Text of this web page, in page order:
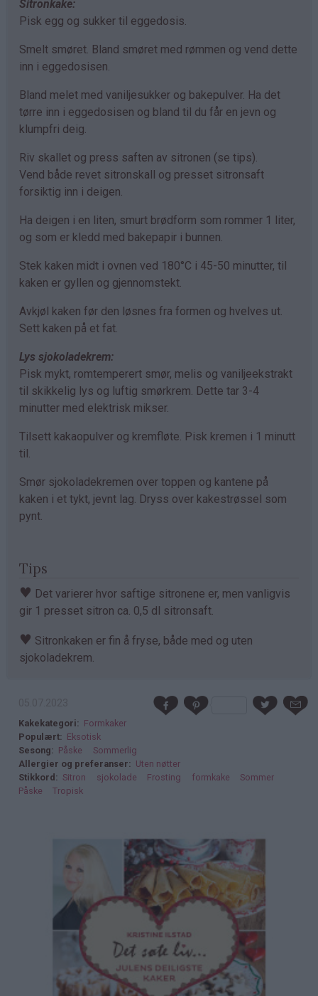
Sitronkake:
Pisk egg og sukker til eggedosis.
Smelt smøret. Bland smøret med rømmen og vend dette
inn i eggedosisen.
Bland melet med vaniljesukker og bakepulver. Ha det
tørre inn i eggedosisen og bland til du får en jevn og
klumpfri deig.
Riv skallet og press saften av sitronen (se tips).
Vend både revet sitronskall og presset sitronsaft
forsiktig inn i deigen.
Ha deigen i en liten, smurt brødform som rommer 1 liter,
og som er kledd med bakepapir i bunnen.
Stek kaken midt i ovnen ved 180°C i 45-50 minutter, til
kaken er gyllen og gjennomstekt.
Avkjøl kaken før den løsnes fra formen og hvelves ut.
Sett kaken på et fat.
Lys sjokoladekrem:
Pisk mykt, romtemperert smør, melis og vaniljeekstrakt
til skikkelig lys og luftig smørkrem. Dette tar 3-4
minutter med elektrisk mikser.
Tilsett kakaopulver og kremfløte. Pisk kremen i 1 minutt
til.
Smør sjokoladekremen over toppen og kantene på
kaken i et tykt, jevnt lag. Dryss over kakestrøssel som
pynt.
Tips
♥ Det varierer hvor saftige sitronene er, men vanligvis
gir 1 presset sitron ca. 0,5 dl sitronsaft.
♥ Sitronkaken er fin å fryse, både med og uten
sjokoladekrem.
Kakekategori
Formkaker
Populært
Eksotisk
Sesong
Påske
Sommerlig
Allergier og preferanser
Uten nøtter
Stikkord
Sitron sjokolade Frosting formkake
Sommer
Påske
Tropisk